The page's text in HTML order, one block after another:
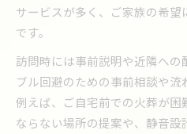
マンションでペット
移動ペット火葬サー
ペット火葬時の近隣
サービスが多く、ご家族の希
です。
訪問時には事前説明や近隣への
ブル回避のための事前相談や流
例えば、ご自宅前での火葬が
ならない場所の提案や、静音